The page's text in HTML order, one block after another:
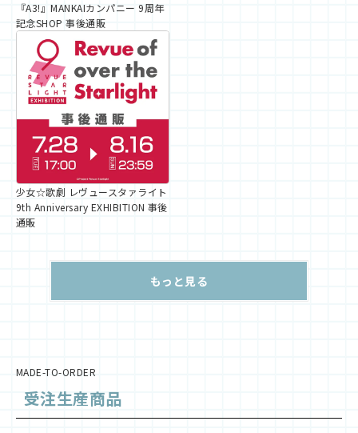
『A3!』MANKAIカンパニー 9周年
記念SHOP 事後通販
少女☆歌劇 レヴュースタァライト
9th Anniversary EXHIBITION 事後
通販
もっと見る
MADE-TO-ORDER
受注生産商品